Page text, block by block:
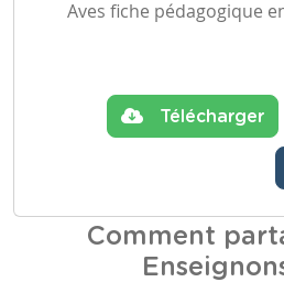
Aves fiche pédagogique
Télécharger
Comment